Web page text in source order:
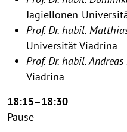
Jagiellonen-
Prof. Dr. habil.
Universität Viadrina
Prof. Dr. habil.
Viadrina
18:15–18:30
Pause